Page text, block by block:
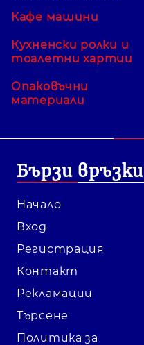
Кафе машини
Кухненски ролки и
тоалетни хартии
Опаковъчни
материали
Бързи връзки
Начало
Вход
Регистрация
Контакт
Рекламации
Търсене
Политика за